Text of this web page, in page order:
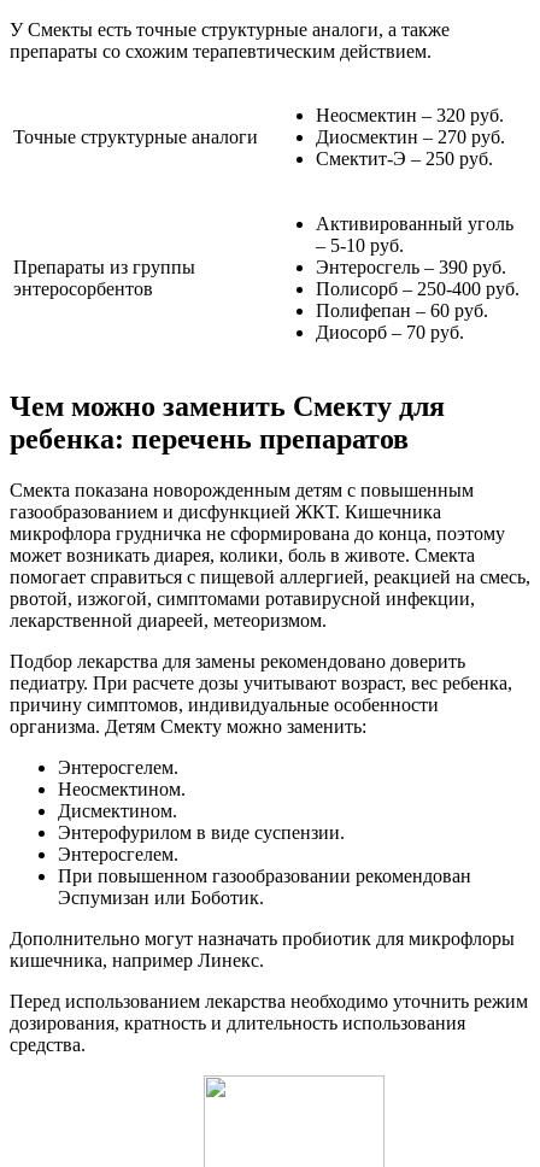
У Смекты есть точные структурные аналоги, а также
препараты со схожим терапевтическим действием.
Точные структурные аналоги
Неосмектин – 320 руб.
Диосмектин – 270 руб.
Смектит-Э – 250 руб.
Препараты из группы
энтеросорбентов
Активированный уголь
– 5-10 руб.
Энтеросгель – 390 руб.
Полисорб – 250-400 руб.
Полифепан – 60 руб.
Диосорб – 70 руб.
Чем можно заменить Смекту для
ребенка: перечень препаратов
Смекта показана новорожденным детям с повышенным
газообразованием и дисфункцией ЖКТ. Кишечника
микрофлора грудничка не сформирована до конца, поэтому
может возникать диарея, колики, боль в животе. Смекта
помогает справиться с пищевой аллергией, реакцией на смесь,
рвотой, изжогой, симптомами ротавирусной инфекции,
лекарственной диареей, метеоризмом.
Подбор лекарства для замены рекомендовано доверить
педиатру. При расчете дозы учитывают возраст, вес ребенка,
причину симптомов, индивидуальные особенности
организма. Детям Смекту можно заменить:
Энтеросгелем.
Неосмектином.
Дисмектином.
Энтерофурилом в виде суспензии.
Энтеросгелем.
При повышенном газообразовании рекомендован
Эспумизан или Боботик.
Дополнительно могут назначать пробиотик для микрофлоры
кишечника, например Линекс.
Перед использованием лекарства необходимо уточнить режим
дозирования, кратность и длительность использования
средства.